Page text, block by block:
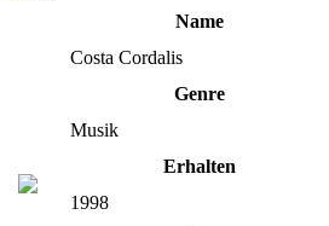
Name
Costa Cordalis
Genre
Musik
Erhalten
1998